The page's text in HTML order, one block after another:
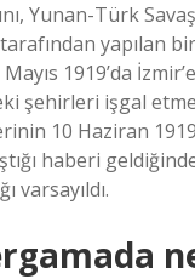
Yunan-Türk
yapılan bir
1919’da
şehirleri işgal
10 Haziran
haberi
varsayıldı.